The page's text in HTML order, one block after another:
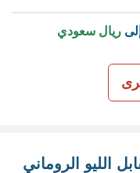
إلىريال سعودي
الليو الروماني